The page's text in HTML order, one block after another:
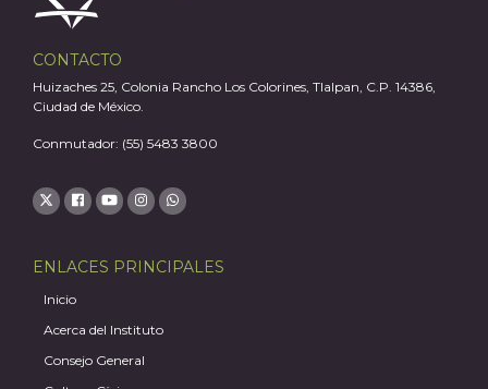
CONTACTO
Huizaches 25, Colonia Rancho Los Colorines, Tlalpan, C.P. 14386,
Ciudad de México.
Conmutador: (55) 5483 3800
ENLACES PRINCIPALES
Inicio
Acerca del Instituto
Consejo General